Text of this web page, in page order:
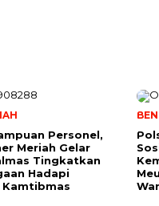
Personel,
Meriah Gelar
Tingkatkan
Hadapi
Kamtibmas